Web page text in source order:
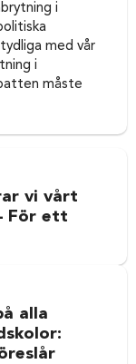
i
med vår
i
måste
vi vårt
För ett
alla